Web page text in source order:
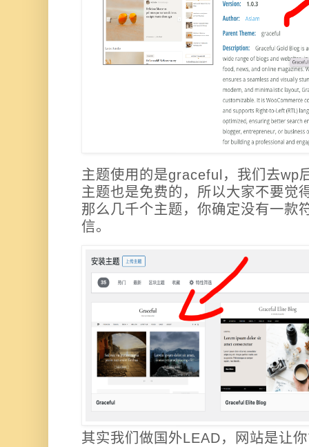
主题使用的是graceful，我们去wp
主题也是免费的，所以大家不要觉
那么几千个主题，你确定没有一款
信。
其实我们做国外LEAD，网站是让